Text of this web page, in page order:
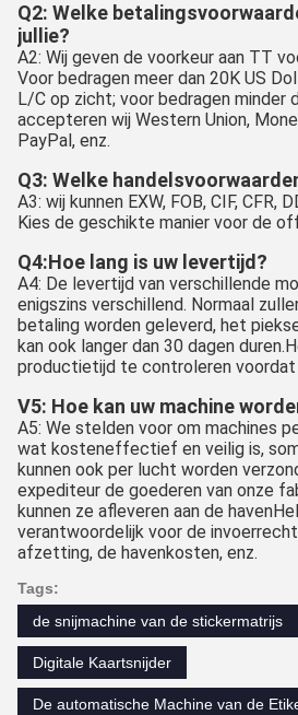
Q2: Welke
jullie?
A2: Wij geven de voorkeur aan TT
Voor bedragen meer dan 20K US
L/C op zicht; voor bedragen minder
accepteren wij Western Union,
PayPal, enz.
Q3: Welke
A3: wij kunnen EXW, FOB, CIF, CFR,
Kies de geschikte manier voor de
Q4:Hoe lang is uw levertijd?
A4: De levertijd van verschillende
enigszins verschillend. Normaal
betaling worden geleverd, het
kan ook langer dan 30 dagen
productietijd te controleren
V5: Hoe kan uw machine
A5: We stelden voor om machines
wat kosteneffectief en veilig is,
kunnen ook per lucht worden
expediteur de goederen van onze
kunnen ze afleveren aan de
verantwoordelijk voor de
afzetting, de havenkosten, enz.
Tags:
de snijmachine van de stickermatrijs
Digitale Kaartsnijder
De automatische Machine van de